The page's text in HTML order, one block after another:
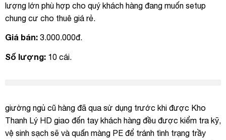
lượng lớn phù hợp cho quý khách hàng đang muốn setup
chung cư cho thuê giá rẻ.
Giá bán: 3.000.000đ.
Số lượng: 10 cái.
giường ngủ cũ hàng đã qua sử dụng trước khi được Kho
Thanh Lý HD giao đến tay khách hàng đều được kiểm tra kỹ,
vệ sinh sạch sẽ và quấn màng PE để tránh tình trạng trầy